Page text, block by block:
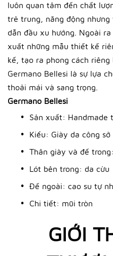
luôn quan tâm đến chất
trẻ trung, năng động
dẫn đầu xu hướng. Ngoài
xuất những mẫu thiết kế
kế, tạo ra phong cách riêng
Germano Bellesi là sự lựa
thoải mái và sang trọng.
Germano Bellesi
Sản xuất: Handmade
Kiểu: Giày da công sở
Thân giày và đế
Lót bên trong: da cừu
Đế ngoài: cao su tự
Chi tiết: mũi tròn
GIỚI